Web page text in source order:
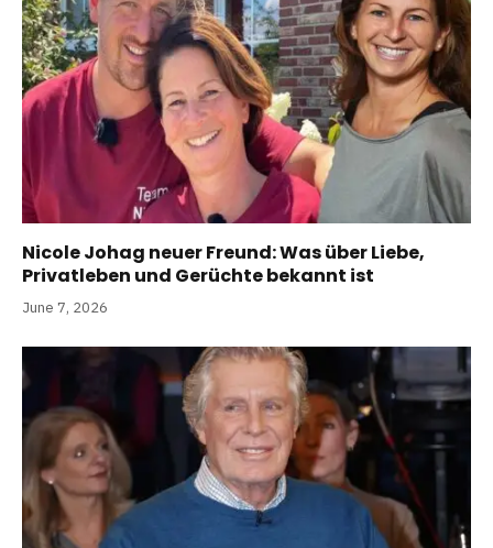
Nicole Johag neuer Freund: Was über Liebe,
Privatleben und Gerüchte bekannt ist
June 7, 2026